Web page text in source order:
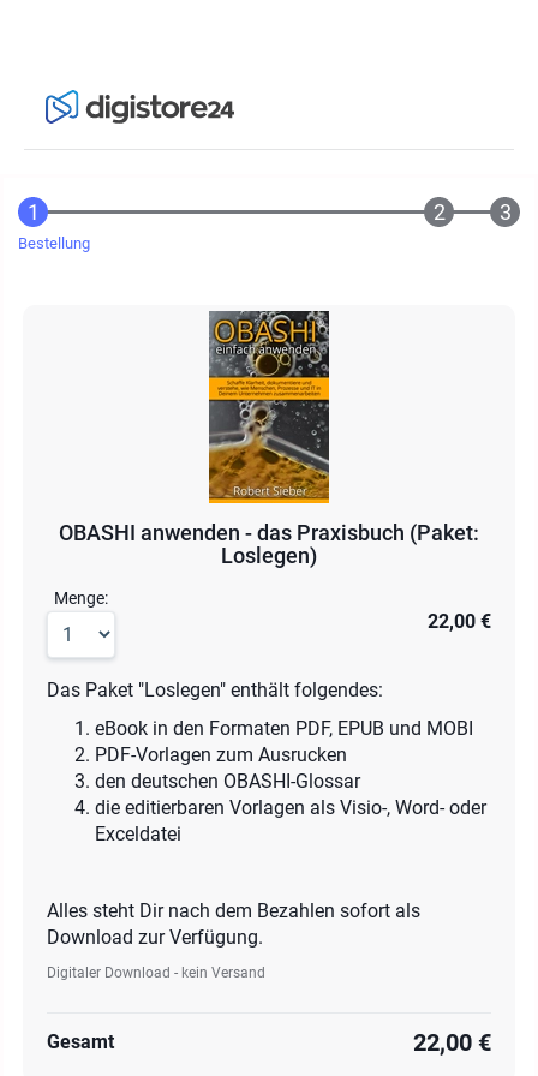
Bestellung
OBASHI anwenden - das Praxisbuch (Paket:
Loslegen)
Menge:
22,00 €
Das Paket "Loslegen" enthält folgendes:
eBook in den Formaten PDF, EPUB und MOBI
PDF-Vorlagen zum Ausrucken
den deutschen OBASHI-Glossar
die editierbaren Vorlagen als Visio-, Word- oder
Exceldatei
Alles steht Dir nach dem Bezahlen sofort als
Download zur Verfügung.
Digitaler Download - kein Versand
Gesamt 22,00 €